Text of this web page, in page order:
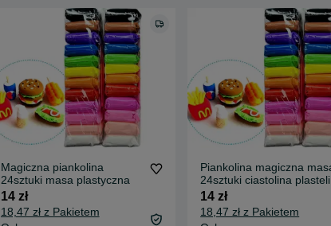
Magiczna piankolina
24sztuki masa plastyczna
14 zł
18,47 zł z Pakietem
Piankolina magiczna
24sztuki ciastolina
14 zł
18,47 zł z Pakietem